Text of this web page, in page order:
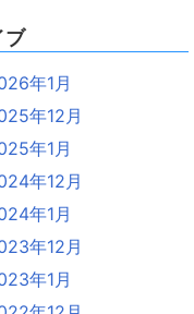
ブ
年1月
年12月
年1月
年12月
年1月
年12月
年1月